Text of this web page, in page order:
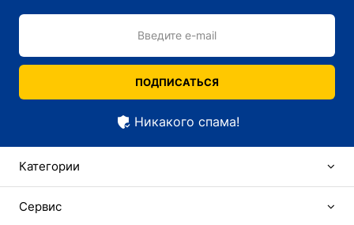
Введите e-mail
ПОДПИСАТЬСЯ
Никакого спама!
Категории
Сервис